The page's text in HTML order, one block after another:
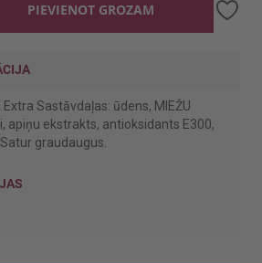
PIEVIENOT GROZAM
Sastāvdaļas: ūdens, MIEŽU
apiņu ekstrakts, antioksidants E300,
graudaugus.